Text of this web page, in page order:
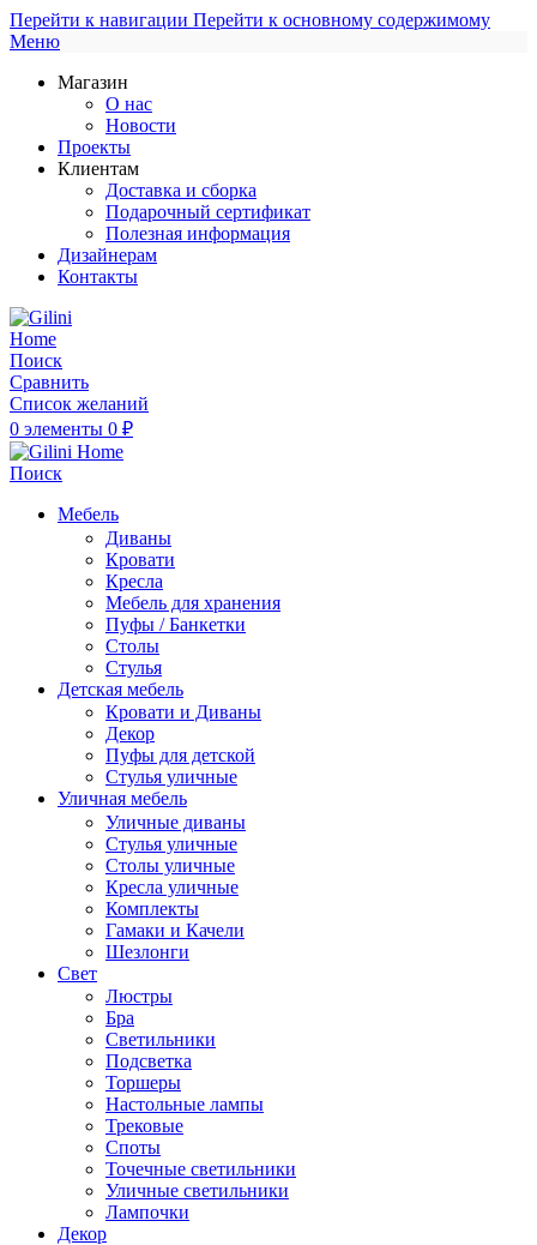
Перейти к навигации Перейти к основному содержимому
Меню
Магазин
О нас
Новости
Проекты
Клиентам
Доставка и сборка
Подарочный сертификат
Полезная информация
Дизайнерам
Контакты
Поиск
Сравнить
Список желаний
0 элементы 0 ₽
Поиск
Мебель
Диваны
Кровати
Кресла
Мебель для хранения
Пуфы / Банкетки
Столы
Стулья
Детская мебель
Кровати и Диваны
Декор
Пуфы для детской
Стулья уличные
Уличная мебель
Уличные диваны
Стулья уличные
Столы уличные
Кресла уличные
Комплекты
Гамаки и Качели
Шезлонги
Свет
Люстры
Бра
Светильники
Подсветка
Торшеры
Настольные лампы
Трековые
Споты
Точечные светильники
Уличные светильники
Лампочки
Декор